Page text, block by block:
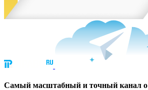
Cамый масштабный и точный канал о